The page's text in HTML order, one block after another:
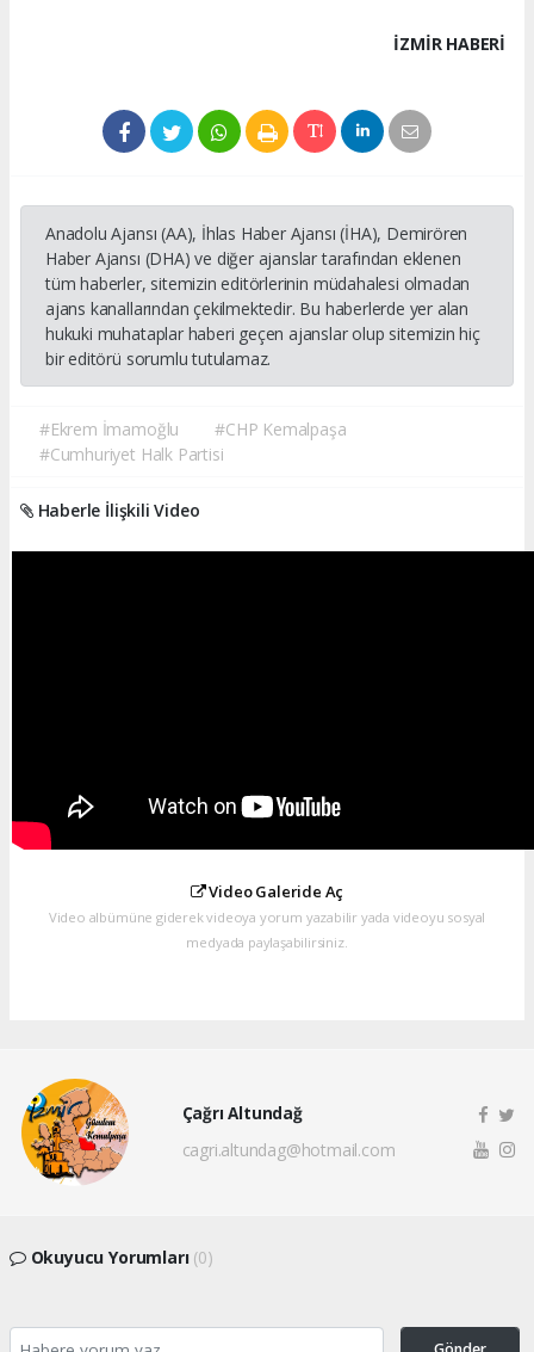
İZMIR HABERİ
Anadolu Ajansı (AA), İhlas Haber Ajansı (İHA), Demirören
Haber Ajansı (DHA) ve diğer ajanslar tarafından eklenen
tüm haberler, sitemizin editörlerinin müdahalesi olmadan
ajans kanallarından çekilmektedir. Bu haberlerde yer alan
hukuki muhataplar haberi geçen ajanslar olup sitemizin hiç
bir editörü sorumlu tutulamaz.
#Ekrem İmamoğlu
#CHP Kemalpaşa
#Cumhuriyet Halk Partisi
Haberle İlişkili Video
Video Galeride Aç
Video albümüne giderek videoya yorum yazabilir yada videoyu sosyal
medyada paylaşabilirsiniz.
Çağrı Altundağ
cagri.altundag@hotmail.com
Okuyucu Yorumları (0)